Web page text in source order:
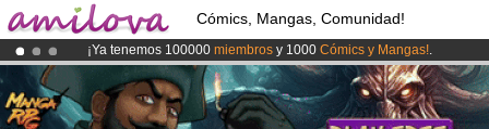
Cómics, Mangas, Comunidad!
¡Ya tenemos 100000 miembros y 1000 Cómics y Mangas!.
¡Conviertete en Premium por3.95 eurosal mes!Hazte Premium ya
El Kickstarter Amilova está desormado lanzado!.